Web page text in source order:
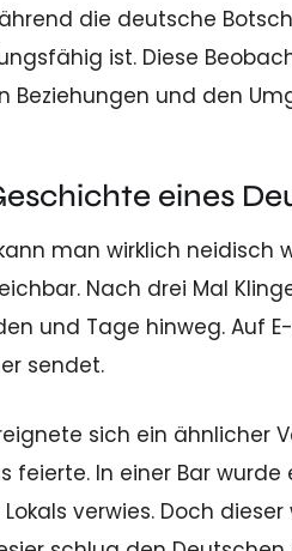
die deutsche
ist. Diese
Beziehungen und den
eines
man wirklich neidisch
Nach drei Mal
und Tage hinweg. Auf
sendet.
sich ein ähnlicher
feierte. In einer Bar
verwies. Doch